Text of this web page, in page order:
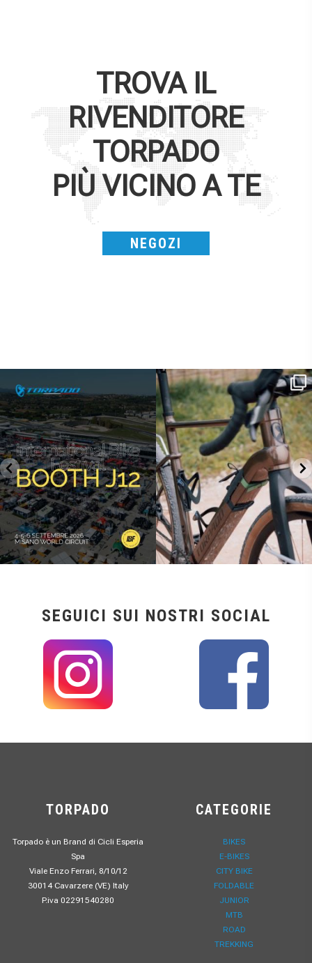
TROVA IL
RIVENDITORE
TORPADO
PIÙ VICINO A TE
NEGOZI
IBF sta per...
8 0
Kepler R è la gravel pensata per affrontare
lunghe...
26 0
SEGUICI SUI NOSTRI SOCIAL
TORPADO
Torpado è un Brand di Cicli Esperia
Spa
Viale Enzo Ferrari, 8/10/12
30014 Cavarzere (VE) Italy
P.iva 02291540280
CATEGORIE
BIKES
E-BIKES
CITY BIKE
FOLDABLE
JUNIOR
MTB
ROAD
TREKKING